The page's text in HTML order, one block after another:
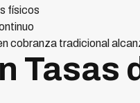
físicos
cobranza tradicional
Tasas